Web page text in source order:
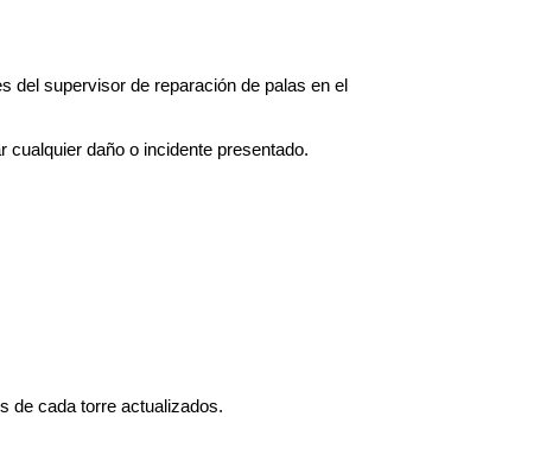
del supervisor de reparación de palas en el
daño o incidente presentado.
de cada torre actualizados.